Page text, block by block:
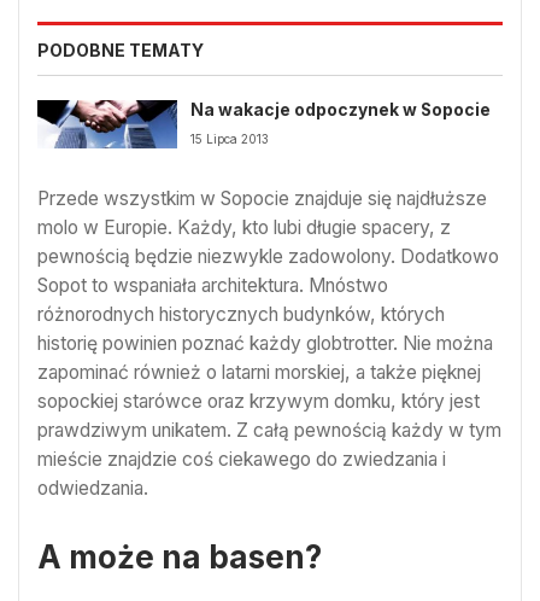
PODOBNE TEMATY
Na wakacje odpoczynek w Sopocie
15 Lipca 2013
Przede wszystkim w Sopocie znajduje się najdłuższe
molo w Europie. Każdy, kto lubi długie spacery, z
pewnością będzie niezwykle zadowolony. Dodatkowo
Sopot to wspaniała architektura. Mnóstwo
różnorodnych historycznych budynków, których
historię powinien poznać każdy globtrotter. Nie można
zapominać również o latarni morskiej, a także pięknej
sopockiej starówce oraz krzywym domku, który jest
prawdziwym unikatem. Z całą pewnością każdy w tym
mieście znajdzie coś ciekawego do zwiedzania i
odwiedzania.
A może na basen?